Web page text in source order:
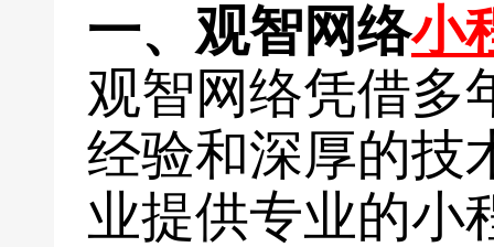
一、观智网络小
观智网络凭借多
经验和深厚的技
业提供专业的小